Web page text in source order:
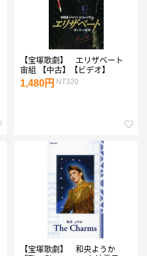
【宝塚歌劇】 エリザベート
宙組 【中古】【ビデオ】
1,480円 NT320
【宝塚歌劇】 和央ようか